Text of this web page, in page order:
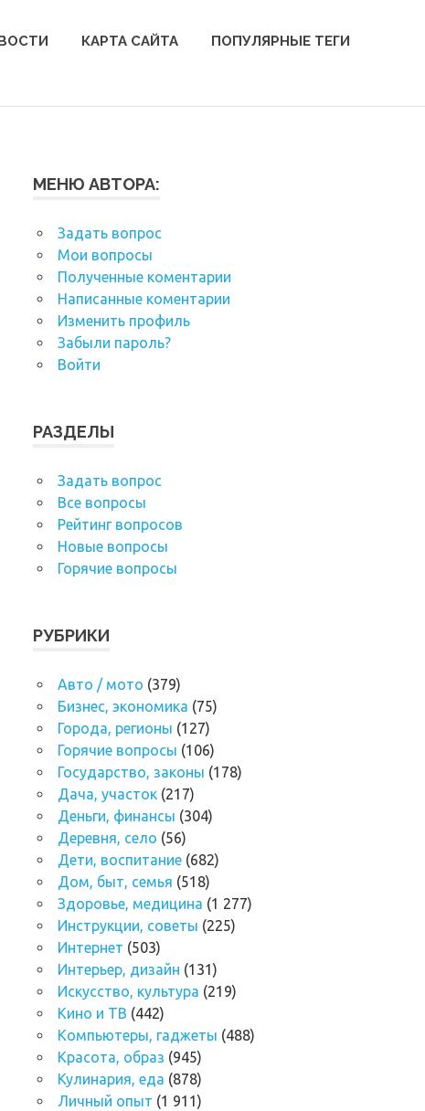
КАРТА САЙТА ПОПУЛЯРНЫЕ ТЕГИ
МЕНЮ АВТОРА:
Задать вопрос
Мои вопросы
Полученные коментарии
Написанные коментарии
Изменить профиль
Забыли пароль?
Войти
РАЗДЕЛЫ
Задать вопрос
Все вопросы
Рейтинг вопросов
Новые вопросы
Горячие вопросы
РУБРИКИ
Авто / мото (379)
Бизнес, экономика (75)
Города, регионы (127)
Горячие вопросы (106)
Государство, законы (178)
Дача, участок (217)
Деньги, финансы (304)
Деревня, село (56)
Дети, воспитание (682)
Дом, быт, семья (518)
Здоровье, медицина (1 277)
Инструкции, советы (225)
Интернет (503)
Интерьер, дизайн (131)
Искусство, культура (219)
Кино и ТВ (442)
Компьютеры, гаджеты (488)
Красота, образ (945)
Кулинария, еда (878)
Личный опыт (1 911)